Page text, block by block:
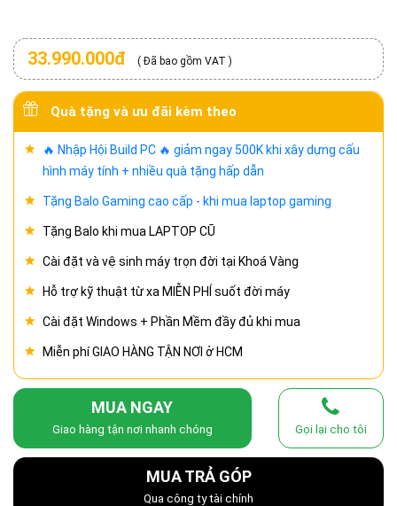
33.990.000đ ( Đã bao gồm VAT )
Quà tặng và ưu đãi kèm theo
🔥 Nhập Hội Build PC 🔥 giảm ngay 500K khi xây dựng cấu
hình máy tính + nhiều quà tặng hấp dẫn
Tặng Balo Gaming cao cấp - khi mua laptop gaming
Tặng Balo khi mua LAPTOP CŨ
Cài đặt và vệ sinh máy trọn đời tại Khoá Vàng
Hỗ trợ kỹ thuật từ xa MIỄN PHÍ suốt đời máy
Cài đặt Windows + Phần Mềm đầy đủ khi mua
Miễn phí GIAO HÀNG TẬN NƠI ở HCM
MUA NGAY
Giao hàng tận nơi nhanh chóng Gọi lại cho tôi
MUA TRẢ GÓP
Qua công ty tài chính